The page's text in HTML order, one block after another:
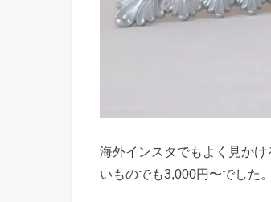
海外インスタでもよく見か
いものでも3,000円〜でした